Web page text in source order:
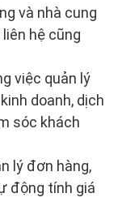
và nhà cung
hệ cũng
việc quản lý
doanh, dịch
sóc khách
lý đơn hàng,
động tính giá